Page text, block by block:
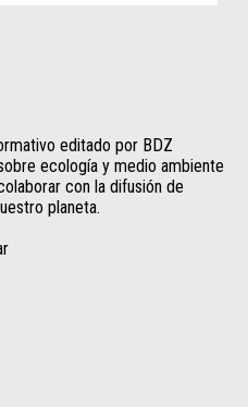
editado por BDZ
ecología y medio ambiente
con la difusión de
planeta.